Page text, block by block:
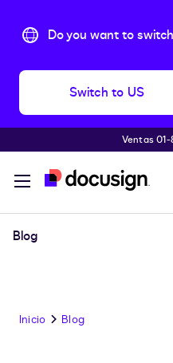
Do you want to
Switch to US
Accede al contenido principal
Ventas
Blog
Inicio Blog